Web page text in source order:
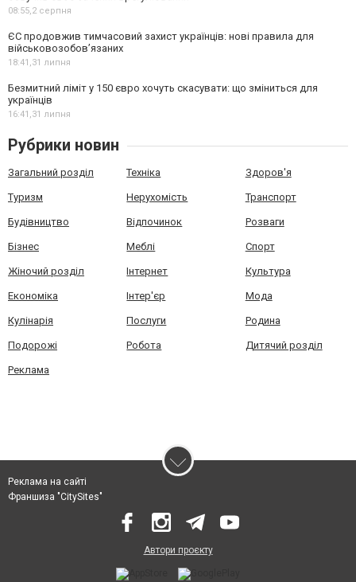
08:55, 2 серпня
ЄС продовжив тимчасовий захист українців: нові правила для
військовозобов’язаних
18:41, 31 липня
Безмитний ліміт у 150 євро хочуть скасувати: що зміниться для
українців
16:41, 31 липня
Рубрики новин
Загальний розділ Техніка Здоров'я
Туризм Нерухомість Транспорт
Будівництво Відпочинок Розваги
Бізнес Меблі Спорт
Жіночий розділ Інтернет Культура
Економіка Інтер'єр Мода
Кулінарія Послуги Родина
Подорожі Робота Дитячий розділ
Реклама
Реклама на сайті
Франшиза "CitySites"
Автори проєкту